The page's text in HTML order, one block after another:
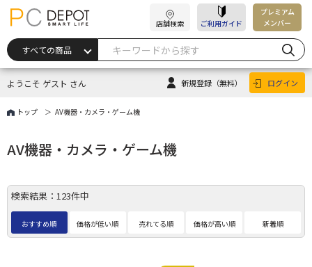
店舗検索 ご利用ガイド
プレミアム
メンバー
ようこそ ゲスト さん 新規登録 （無料） ログイン
トップ AV機器・カメラ・ゲーム機
AV機器・カメラ・ゲーム機
検索結果：123件中
おすすめ順 価格が低い順 売れてる順 価格が高い順 新着順